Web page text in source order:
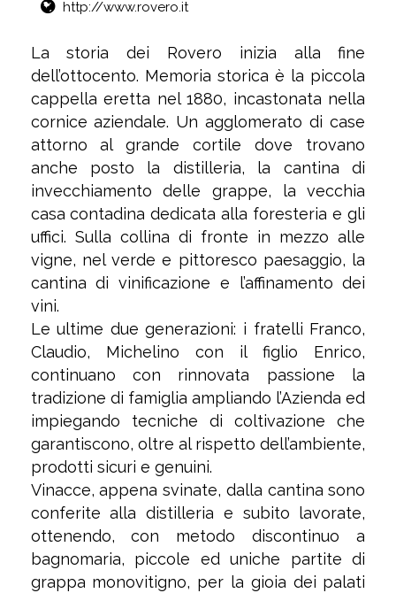
http://www.rovero.it
La storia dei Rovero inizia alla fine
dell’ottocento. Memoria storica è la piccola
cappella eretta nel 1880, incastonata nella
cornice aziendale. Un agglomerato di case
attorno al grande cortile dove trovano
anche posto la distilleria, la cantina di
invecchiamento delle grappe, la vecchia
casa contadina dedicata alla foresteria e gli
uffici. Sulla collina di fronte in mezzo alle
vigne, nel verde e pittoresco paesaggio, la
cantina di vinificazione e l’affinamento dei
vini.
Le ultime due generazioni: i fratelli Franco,
Claudio, Michelino con il figlio Enrico,
continuano con rinnovata passione la
tradizione di famiglia ampliando l’Azienda ed
impiegando tecniche di coltivazione che
garantiscono, oltre al rispetto dell’ambiente,
prodotti sicuri e genuini.
Vinacce, appena svinate, dalla cantina sono
conferite alla distilleria e subito lavorate,
ottenendo, con metodo discontinuo a
bagnomaria, piccole ed uniche partite di
grappa monovitigno, per la gioia dei palati